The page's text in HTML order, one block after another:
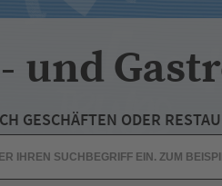
und
GESCHÄFTEN ODER